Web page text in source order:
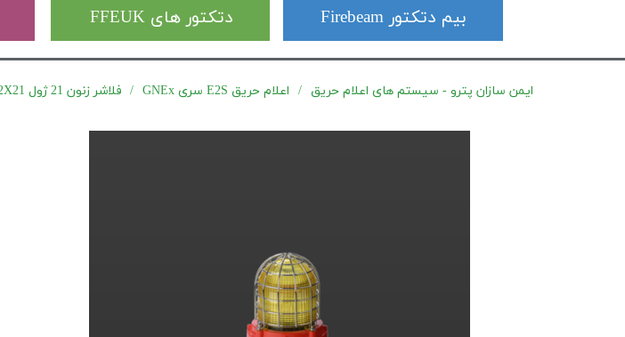
دتکتور های FFEUK بیم دتکتور Firebeam
ایمن سازان پترو - سیستم های اعلام حریق اعلام حریق E2S سری GNEx فلاشر زنون 21 ژول E2S | GNExB2X21